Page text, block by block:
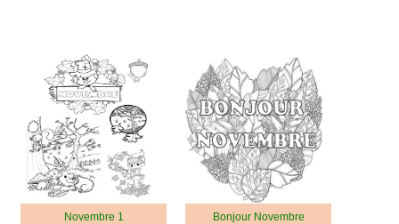
Novembre 1 Bonjour Novembre